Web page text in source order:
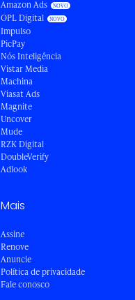
Amazon Ads
OPL Digital
Impulso
PicPay
Nós Inteligência
Vistar Media
Machina
Viasat Ads
Magnite
Uncover
Mude
RZK Digital
DoubleVerify
Adlook
Mais
Assine
Renove
Anuncie
Política de privacidade
Fale conosco